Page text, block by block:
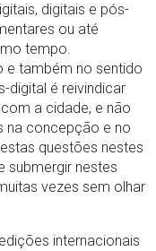
digitais e pós-
ou até
tempo.
e também no sentido
digital é reivindicar
a cidade, e não
na concepção e no
questões nestes
submergir nestes
vezes sem olhar
internacionais